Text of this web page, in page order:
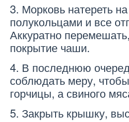
3. Морковь натереть
полукольцами и все
Аккуратно
покрытие чаши.
4. В последнюю
соблюдать меру,
горчицы, а свиного
5. Закрыть крышку,